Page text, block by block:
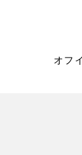
オフ